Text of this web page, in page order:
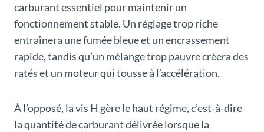
carburant essentiel pour maintenir un
fonctionnement stable. Un réglage trop riche
entraînera une fumée bleue et un encrassement
rapide, tandis qu’un mélange trop pauvre créera des
ratés et un moteur qui tousse à l’accélération.
À l’opposé, la vis H gère le haut régime, c’est-à-dire
la quantité de carburant délivrée lorsque la